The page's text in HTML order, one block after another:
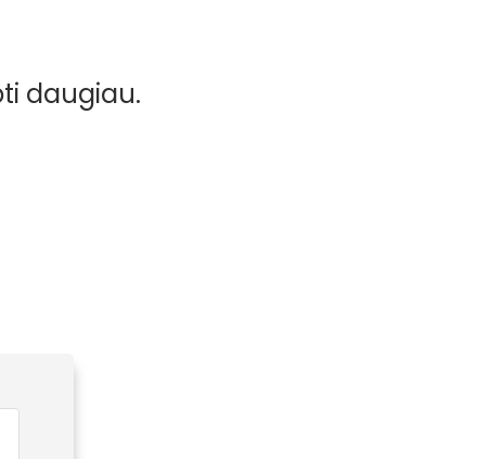
daugiau.